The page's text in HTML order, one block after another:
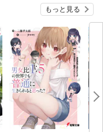
もっと見る